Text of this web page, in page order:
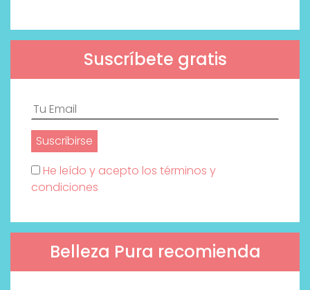
Suscríbete gratis
He leído y acepto los términos y
condiciones
Belleza Pura recomienda